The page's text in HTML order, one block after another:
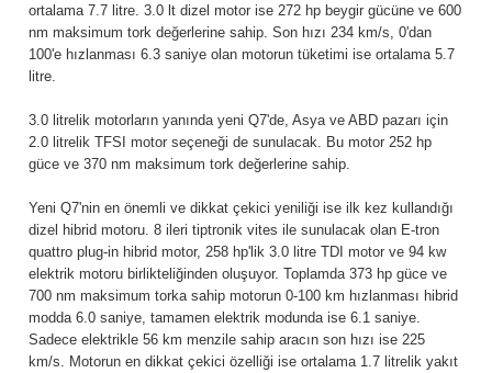
ortalama 7.7 litre. 3.0 lt dizel motor ise 272 hp beygir gücüne ve 600
nm maksimum tork değerlerine sahip. Son hızı 234 km/s, 0'dan
100'e hızlanması 6.3 saniye olan motorun tüketimi ise ortalama 5.7
litre.
3.0 litrelik motorların yanında yeni Q7'de, Asya ve ABD pazarı için
2.0 litrelik TFSI motor seçeneği de sunulacak. Bu motor 252 hp
güce ve 370 nm maksimum tork değerlerine sahip.
Yeni Q7'nin en önemli ve dikkat çekici yeniliği ise ilk kez kullandığı
dizel hibrid motoru. 8 ileri tiptronik vites ile sunulacak olan E-tron
quattro plug-in hibrid motor, 258 hp'lik 3.0 litre TDI motor ve 94 kw
elektrik motoru birlikteliğinden oluşuyor. Toplamda 373 hp güce ve
700 nm maksimum torka sahip motorun 0-100 km hızlanması hibrid
modda 6.0 saniye, tamamen elektrik modunda ise 6.1 saniye.
Sadece elektrikle 56 km menzile sahip aracın son hızı ise 225
km/s. Motorun en dikkat çekici özelliği ise ortalama 1.7 litrelik yakıt